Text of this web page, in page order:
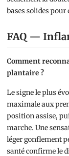
bases solides pour
FAQ —
Comment
plantaire ?
Le signe le plus
maximale aux
position assise,
marche. Une
léger gonflement
santé confirme le